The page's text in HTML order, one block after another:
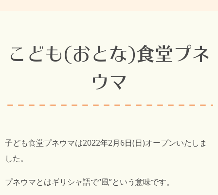
こども(おとな)食堂プネ
ウマ
子ども食堂プネウマは2022年2月6日(日)オープンいたしま
した。
プネウマとはギリシャ語で“風”という意味です。